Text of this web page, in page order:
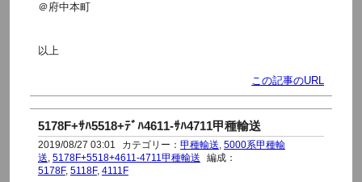
＠府中本町
以上
この記事のURL
5178F+ｻﾊ5518+ﾃﾞﾊ4611-ｻﾊ4711甲種輸送
2019/08/27 03:01 カテゴリー： 甲種輸送 5000系甲種輸
送 5178F+5518+4611-4711甲種輸送
編成：
5178F, 5118F, 4111F